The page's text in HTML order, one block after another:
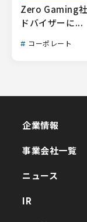
Zero Gaming社
ドバイザーに...
コーポレート
企業情報
事業会社一覧
ニュース
IR